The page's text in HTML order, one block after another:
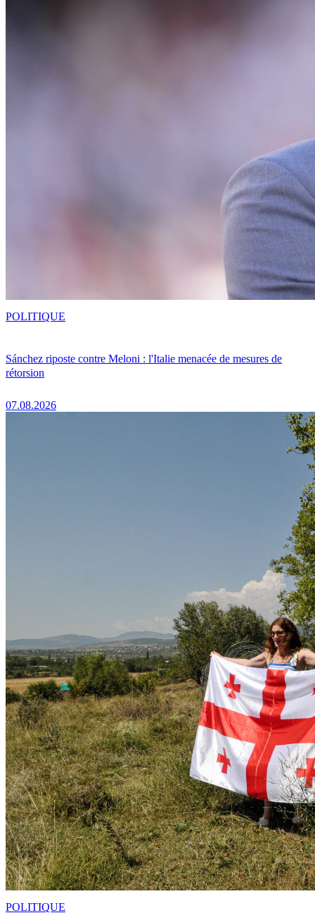
Sánchez riposte contre Meloni : l'Italie menacée de mesures de
rétorsion
07.08.2026
POLITIQUE
POLITIQUE